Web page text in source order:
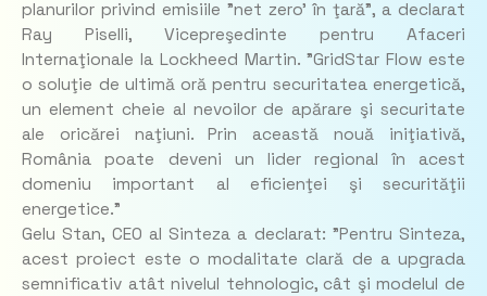
planurilor privind emisiile "net zero' în ţară", a declarat
Ray Piselli, Vicepreşedinte pentru Afaceri
Internaţionale la Lockheed Martin. "GridStar Flow este
o soluţie de ultimă oră pentru securitatea energetică,
un element cheie al nevoilor de apărare şi securitate
ale oricărei naţiuni. Prin această nouă iniţiativă,
România poate deveni un lider regional în acest
domeniu important al eficienţei şi securităţii
energetice."
Gelu Stan, CEO al Sinteza a declarat: "Pentru Sinteza,
acest proiect este o modalitate clară de a upgrada
semnificativ atât nivelul tehnologic, cât şi modelul de